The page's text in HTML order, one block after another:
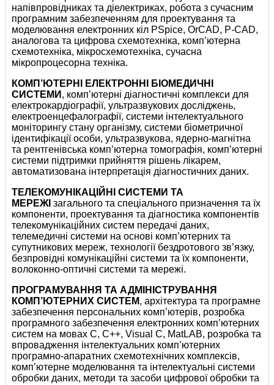
напівпровідниках та діелектриках, робота з сучасним
програмним забезпеченням для проектування та
моделювання електронних кіл PSpice, OrCAD, P-CAD,
аналогова та цифрова схемотехніка, комп’ютерна
схемотехніка, мікросхемотехніка, сучасна
мікропроцесорна техніка.
КОМП’ЮТЕРНІ ЕЛЕКТРОННІ БІОМЕДИЧНІ
СИСТЕМИ , комп’ютерні діагностичні комплекси для
електрокардіографії, ультразвукових досліджень,
електроенцефалографії, системи інтелектуального
моніторингу стану організму, системи біометричної
ідентифікації особи, ультразвукова, ядерно-магнітна
та рентгенівська комп’ютерна томографія, комп’ютерні
системи підтримки прийняття рішень лікарем,
автоматизована інтерпретація діагностичних даних.
ТЕЛЕКОМУНІКАЦІЙНІ СИСТЕМИ ТА
МЕРЕЖІ загального та спеціального призначення та їх
компоненти, проектування та діагностика компонентів
телекомунікаційних систем передачі даних,
телемедичні системи на основі комп’ютерних та
супутникових мереж, технології бездротового зв’язку,
безпровідні комунікаційні системи та їх компоненти,
волоконно-оптичні системи та мережі.
ПРОГРАМУВАННЯ ТА АДМІНІСТРУВАННЯ
КОМП’ЮТЕРНИХ СИСТЕМ, архітектура та програмне
забезпечення персональних комп’ютерів, розробка
програмного забезпечення електронних комп’ютерних
систем на мовах С, С++, Visual C, MatLAB, розробка та
впровадження інтелектуальних комп’ютерних
програмно-апаратних схемотехнічних комплексів,
комп’ютерне моделювання та інтелектуальні системи
обробки даних, методи та засоби цифрової обробки та